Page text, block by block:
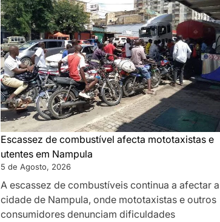
Escassez de combustível afecta mototaxistas e
utentes em Nampula
5 de Agosto, 2026
A escassez de combustíveis continua a afectar a
cidade de Nampula, onde mototaxistas e outros
consumidores denunciam dificuldades